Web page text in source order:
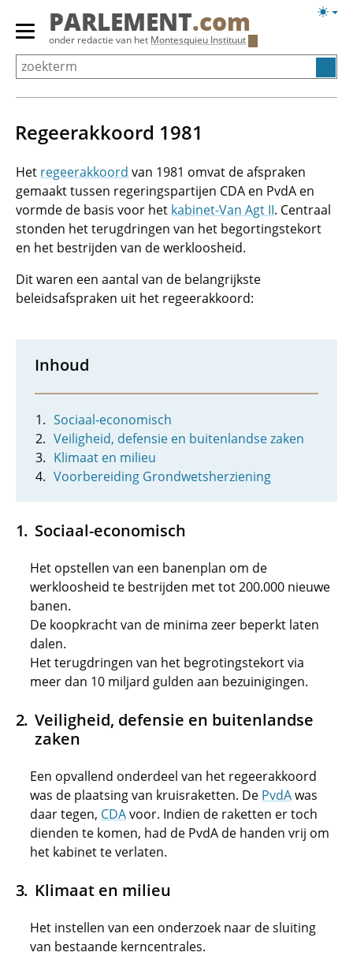
Overslaan
Primair
menu
tonen/verbergen
PARLEMENT.com
onder redactie van het Montesquieu Instituut
Regeerakkoord 1981
Het regeerakkoord van 1981 omvat de afspraken
gemaakt tussen regeringspartijen CDA en PvdA en
vormde de basis voor het kabinet-Van Agt II. Centraal
stonden het terugdringen van het begortingstekort
en het bestrijden van de werkloosheid.
Dit waren een aantal van de belangrijkste
beleidsafspraken uit het regeerakkoord:
Inhoud
Sociaal-economisch
Veiligheid, defensie en buitenlandse zaken
Klimaat en milieu
Voorbereiding Grondwetsherziening
Sociaal-economisch
Het opstellen van een banenplan om de
werkloosheid te bestrijden met tot 200.000 nieuwe
banen.
De koopkracht van de minima zeer beperkt laten
dalen.
Het terugdringen van het begrotingstekort via
meer dan 10 miljard gulden aan bezuinigingen.
Veiligheid, defensie en buitenlandse
zaken
Een opvallend onderdeel van het regeerakkoord
was de plaatsing van kruisraketten. De PvdAwas
daar tegen, CDAvoor. Indien de raketten er toch
dienden te komen, had de PvdA de handen vrij om
het kabinet te verlaten.
Klimaat en milieu
Het instellen van een onderzoek naar de sluiting
van bestaande kerncentrales.